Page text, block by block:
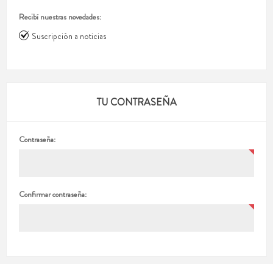
Recibí nuestras novedades:
Suscripción a noticias
TU CONTRASEÑA
Contraseña:
Confirmar contraseña: